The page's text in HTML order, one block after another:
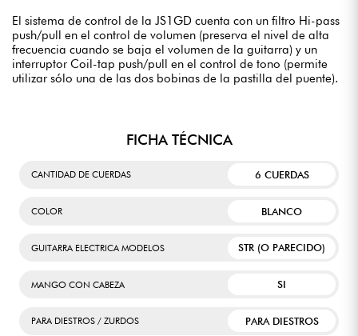
El sistema de control de la JS1GD cuenta con un filtro Hi-pass
push/pull en el control de volumen (preserva el nivel de alta
frecuencia cuando se baja el volumen de la guitarra) y un
interruptor Coil-tap push/pull en el control de tono (permite
utilizar sólo una de las dos bobinas de la pastilla del puente).
FICHA TÉCNICA
CANTIDAD DE CUERDAS 6 CUERDAS
COLOR BLANCO
GUITARRA ELECTRICA MODELOS STR (O PARECIDO)
MANGO CON CABEZA SI
PARA DIESTROS / ZURDOS PARA DIESTROS